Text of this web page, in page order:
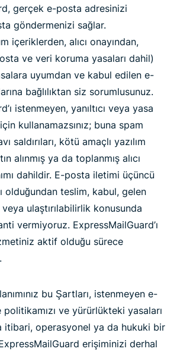
gerçek e-posta adresinizi
göndermenizi sağlar.
içeriklerden, alıcı onayından,
ve veri koruma yasaları dahil)
uyumdan ve kabul edilen e-
bağlılıktan siz sorumlusunuz.
istenmeyen, yanıltıcı veya yasa
kullanamazsınız; buna spam
saldırıları, kötü amaçlı yazılım
alınmış ya da toplanmış alıcı
dahildir. E-posta iletimi üçüncü
olduğundan teslim, kabul, gelen
ulaştırılabilirlik konusunda
vermiyoruz. ExpressMailGuard’ı
aktif olduğu sürece
bu Şartları, istenmeyen e-
ve yürürlükteki yasaları
itibari, operasyonel ya da hukuki bir
erişiminizi derhal